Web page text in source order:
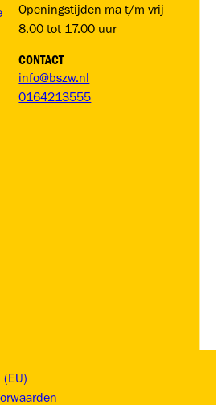
Openingstijden ma t/m vrij
8.00 tot 17.00 uur
CONTACT
info@bszw.nl
0164213555